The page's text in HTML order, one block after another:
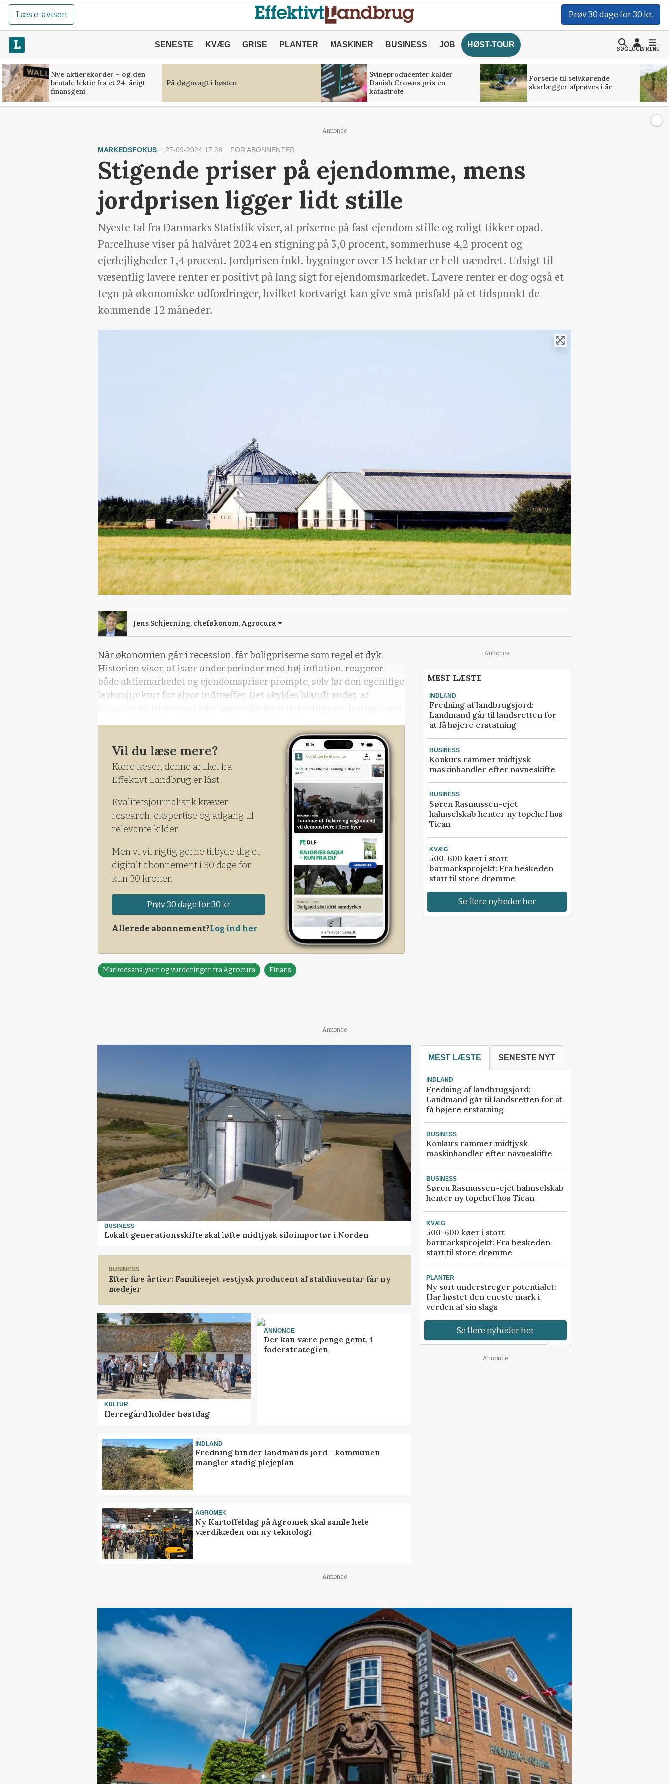
Læs e-avisen Prøv 30 dage for 30 kr.
SENESTE KVÆG GRISE PLANTER MASKINER BUSINESS JOB HØST-TOUR
SØGLOGINMENU
Nye aktierekorder – og den
brutale lektie fra et 24-årigt
finansgeni
På døgnvagt i høsten
Svineproducenter kalder
Danish Crowns pris en
katastrofe
Forserie til selvkørende
skårlægger afprøves i år
Annonce
MARKEDSFOKUS 27-09-2024 17:28 FOR ABONNENTER
Stigende priser på ejendomme, mens
jordprisen ligger lidt stille
Nyeste tal fra Danmarks Statistik viser, at priserne på fast ejendom stille og roligt tikker opad.
Parcelhuse viser på halvåret 2024 en stigning på 3,0 procent, sommerhuse 4,2 procent og
ejerlejligheder 1,4 procent. Jordprisen inkl. bygninger over 15 hektar er helt uændret. Udsigt til
væsentlig lavere renter er positivt på lang sigt for ejendomsmarkedet. Lavere renter er dog også et
tegn på økonomiske udfordringer, hvilket kortvarigt kan give små prisfald på et tidspunkt de
kommende 12 måneder.
Jens Schjerning, cheføkonom, Agrocura
Når økonomien går i recession, får boligpriserne som regel et dyk.
Historien viser, at især under perioder med høj inflation, reagerer
både aktiemarkedet og ejendomspriser prompte, selv før den egentlige
lavkonjunktur for alvor indtræffer. Det skyldes blandt andet, at
Vil du læse mere?
Kære læser, denne artikel fra
Effektivt Landbrug er låst.
Kvalitetsjournalistik kræver
research, ekspertise og adgang til
relevante kilder.
Men vi vil rigtig gerne tilbyde dig et
digitalt abonnement i 30 dage for
kun 30 kroner.
Prøv 30 dage for 30 kr
Allerede abonnement?Log ind her
Markedsanalyser og vurderinger fra Agrocura Finans
Annonce
MEST LÆSTE
INDLAND
Fredning af landbrugsjord:
Landmand går til landsretten for
at få højere erstatning
BUSINESS
Konkurs rammer midtjysk
maskinhandler efter navneskifte
BUSINESS
Søren Rasmussen-ejet
halmselskab henter ny topchef hos
Tican
KVÆG
500-600 køer i stort
barmarksprojekt: Fra beskeden
start til store drømme
Se flere nyheder her
Annonce
BUSINESS
Lokalt generationsskifte skal løfte midtjysk siloimportør i Norden
BUSINESS
Efter fire årtier: Familieejet vestjysk producent af staldinventar får ny
medejer
KULTUR
Herregård holder høstdag
ANNONCE
Der kan være penge gemt, i
foderstrategien
INDLAND
Fredning binder landmands jord – kommunen
mangler stadig plejeplan
AGROMEK
Ny Kartoffeldag på Agromek skal samle hele
værdikæden om ny teknologi
MEST LÆSTE SENESTE NYT
INDLAND
Fredning af landbrugsjord:
Landmand går til landsretten for at
få højere erstatning
BUSINESS
Konkurs rammer midtjysk
maskinhandler efter navneskifte
BUSINESS
Søren Rasmussen-ejet halmselskab
henter ny topchef hos Tican
KVÆG
500-600 køer i stort
barmarksprojekt: Fra beskeden
start til store drømme
PLANTER
Ny sort understreger potentialet:
Har høstet den eneste mark i
verden af sin slags
Se flere nyheder her
Annonce
Annonce